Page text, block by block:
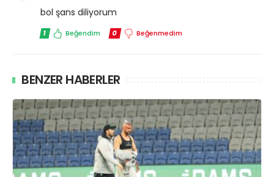
bol şans diliyorum
1 Beğendim 0 Beğenmedim
BENZER HABERLER